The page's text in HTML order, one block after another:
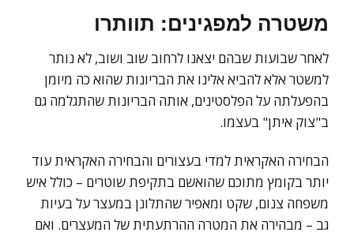
משטרה למפגינים: תוותרו
לאחר שבועות שבהם יצאנו לרחוב שוב ושוב, לא נותר
למשטר אלא להביא אלינו את הבריונות שהוא כה מיומן
בהפעלתה על הפלסטינים, אותה הבריונות שהתגלמה גם
ב"צוק איתן" בעצמו.
הבחירה האקראית למדי בעצורים והבחירה האקראית עוד
יותר בקומץ מתוכם שהואשם בתקיפת שוטרים – כולל איש
משפחה צנום, שקט ומאפיר שהתלונן במעצר על בעיות
גב – מבהירה את המטרה ההרתעתית של המעצרים. ואם